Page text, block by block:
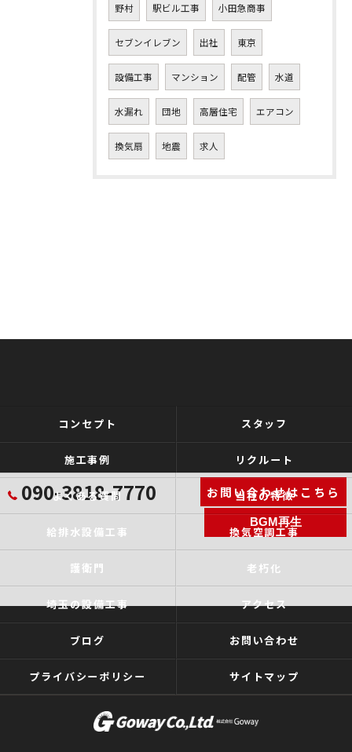
野村 駅ビル工事 小田急商事
セブンイレブン 出社 東京
設備工事 マンション 配管 水道
水漏れ 団地 高層住宅 エアコン
換気扇 地震 求人
090-3818-7770 お問い合わせはこちら
BGM再生
コンセプト スタッフ
施工事例 リクルート
よくある質問 当社の特徴
給排水設備工事 換気空調工事
護衛門 老朽化
埼玉の設備工事 アクセス
ブログ お問い合わせ
プライバシーポリシー サイトマップ